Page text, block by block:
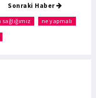
Sonraki Haber
ne yapmalı